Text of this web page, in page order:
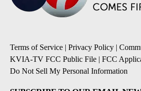
Terms of Service | Privacy Policy |
KVIA-TV FCC Public File | FCC
Do Not Sell My Personal Information